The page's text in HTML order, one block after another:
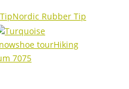
Nordic Rubber Tip
tourHiking
7075